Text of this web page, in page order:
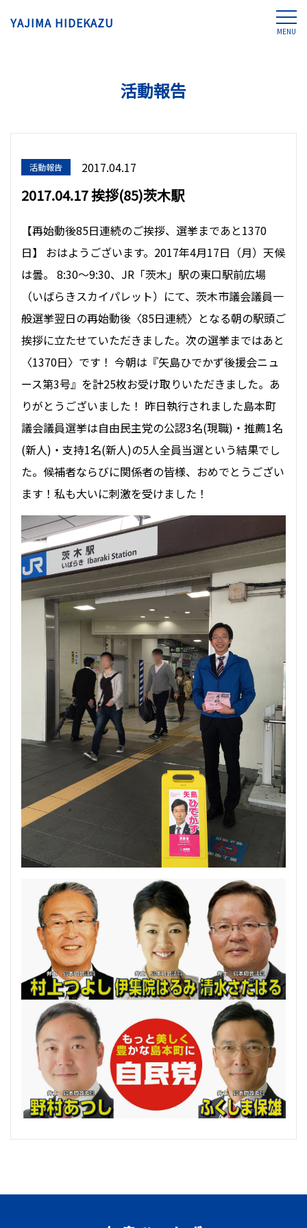
YAJIMA HIDEKAZU
MENU
活動報告
活動報告 2017.04.17
2017.04.17 挨拶(85)茨木駅
【再始動後85日連続のご挨拶、選挙まであと1370
日】 おはようございます。2017年4月17日（月）天候
は曇。 8:30〜9:30、JR「茨木」駅の東口駅前広場
（いばらきスカイパレット）にて、茨木市議会議員一
般選挙翌日の再始動後〈85日連続〉となる朝の駅頭ご
挨拶に立たせていただきました。次の選挙まではあと
〈1370日〉です！ 今朝は『矢島ひでかず後援会ニュ
ース第3号』を計25枚お受け取りいただきました。あ
りがとうございました！ 昨日執行されました島本町
議会議員選挙は自由民主党の公認3名(現職)・推薦1名
(新人)・支持1名(新人)の5人全員当選という結果でし
た。候補者ならびに関係者の皆様、おめでとうござい
ます！私も大いに刺激を受けました！